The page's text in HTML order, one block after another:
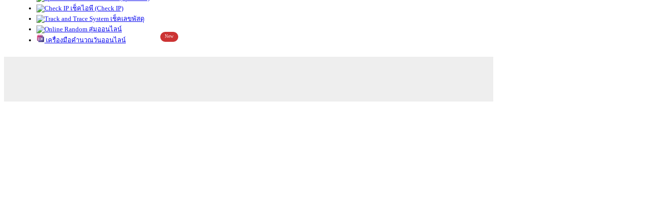
เช็คไอพี (Check IP)
เช็คเลขพัสดุ
สุ่มออนไลน์
เครื่องมือคำนวณวันออนไลน์
New